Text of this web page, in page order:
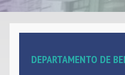
DEPARTAMENTO DE